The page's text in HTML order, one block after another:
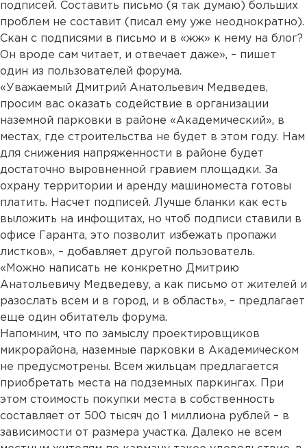
подписей. Составить письмо (я так думаю) больших
проблем не составит (писал ему уже неоднократно).
Скан с подписями в письмо и в «жж» к нему на блог?
Он вроде сам читает, и отвечает даже», – пишет
один из пользователей форума.
«Уважаемый Дмитрий Анатольевич Медведев,
просим вас оказать содействие в организации
наземной парковки в районе «Академический», в
местах, где строительства не будет в этом году. Нам
для снижения напряженности в районе будет
достаточно выровненной гравием площадки. За
охрану территории и аренду машиноместа готовы
платить. Насчет подписей. Лучше бланки как есть
выложить на инфощитах, но чтоб подписи ставили в
офисе Гаранта, это позволит избежать пропажи
листков», – добавляет другой пользователь.
«Можно написать не конкретно Дмитрию
Анатольевичу Медведеву, а как письмо от жителей и
разослать всем и в город, и в область», – предлагает
еще один обитатель форума.
Напомним, что по замыслу проектировщиков
микрорайона, наземные парковки в Академическом
не предусмотрены. Всем жильцам предлагается
приобретать места на подземных паркингах. При
этом стоимость покупки места в собственность
составляет от 500 тысяч до 1 миллиона рублей – в
зависимости от размера участка. Далеко не всем